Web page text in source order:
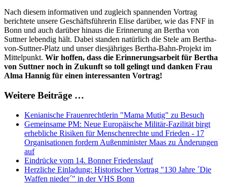
Nach diesem informativen und zugleich spannenden Vortrag
berichtete unsere Geschäftsführerin Elise darüber, wie das FNF in
Bonn und auch darüber hinaus die Erinnerung an Bertha von
Suttner lebendig hält. Dabei standen natürlich die Stele am Bertha-
von-Suttner-Platz und unser diesjähriges Bertha-Bahn-Projekt im
Mittelpunkt. Wir hoffen, dass die Erinnerungsarbeit für Bertha
von Suttner noch in Zukunft so toll gelingt und danken Frau
Alma Hannig für einen interessanten Vortrag!
Weitere Beiträge …
Kenianische Frauenrechtlerin "Mama Mutig" zu Besuch
Gemeinsame PM: Neue Europäische Militär-Fazilität birgt
erhebliche Risiken für Menschenrechte und Frieden - 17
Organisationen fordern Außenminister Maas zu Änderungen
auf
Eindrücke vom 14. Bonner Friedenslauf
Herzliche Einladung: Historischer Vortrag "130 Jahre ´Die
Waffen nieder´" in der VHS Bonn